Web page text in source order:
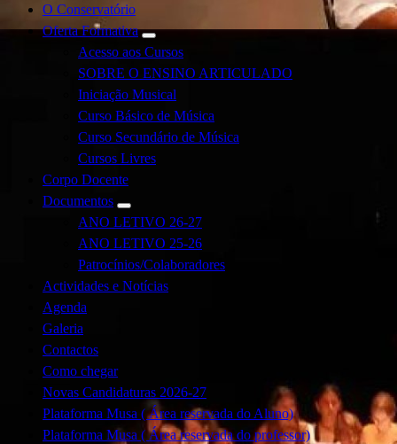
O Conservatório
Oferta Formativa
Acesso aos Cursos
SOBRE O ENSINO ARTICULADO
Iniciação Musical
Curso Básico de Música
Curso Secundário de Música
Cursos Livres
Corpo Docente
Documentos
ANO LETIVO 26-27
ANO LETIVO 25-26
Patrocínios/Colaboradores
Actividades e Notícias
Agenda
Galeria
Contactos
Como chegar
Novas Candidaturas 2026-27
Plataforma Musa ( Área reservada do Aluno)
Plataforma Musa ( Área reservada do professor)